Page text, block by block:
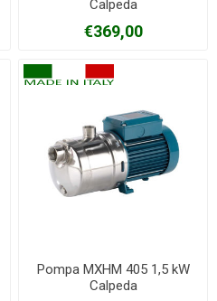
Calpeda
€369,00
Pompa MXHM 405 1,5 kW
Calpeda